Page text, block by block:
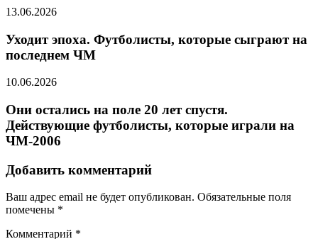
13.06.2026
Уходит эпоха. Футболисты, которые сыграют на
последнем ЧМ
10.06.2026
Они остались на поле 20 лет спустя.
Действующие футболисты, которые играли на
ЧМ-2006
Добавить комментарий
Ваш адрес email не будет опубликован. Обязательные поля
помечены *
Комментарий *